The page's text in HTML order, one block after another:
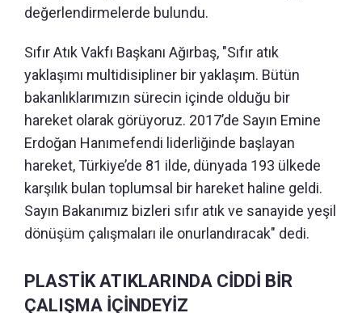
değerlendirmelerde bulundu.
Sıfır Atık Vakfı Başkanı Ağırbaş, "Sıfır atık
yaklaşımı multidisipliner bir yaklaşım. Bütün
bakanlıklarımızın sürecin içinde olduğu bir
hareket olarak görüyoruz. 2017’de Sayın Emine
Erdoğan Hanımefendi liderliğinde başlayan
hareket, Türkiye’de 81 ilde, dünyada 193 ülkede
karşılık bulan toplumsal bir hareket haline geldi.
Sayın Bakanımız bizleri sıfır atık ve sanayide yeşil
dönüşüm çalışmaları ile onurlandıracak" dedi.
PLASTİK ATIKLARINDA CİDDİ BİR
ÇALIŞMA İÇİNDEYİZ